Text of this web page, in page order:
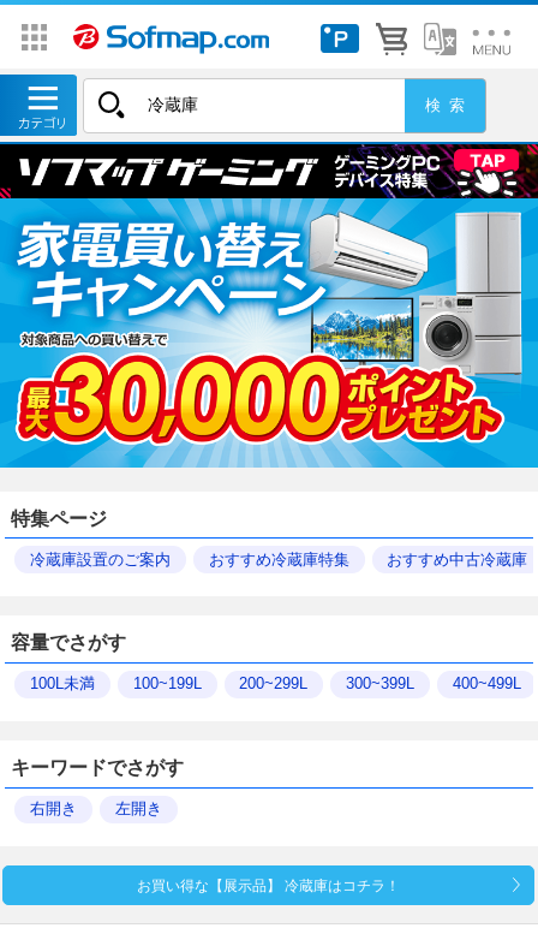
特集ページ
冷蔵庫設置のご案内 おすすめ冷蔵庫特集 おすすめ中古冷蔵庫
容量でさがす
100L未満 100~199L 200~299L 300~399L 400~499L
キーワードでさがす
右開き 左開き
お買い得な【展示品】 冷蔵庫はコチラ！